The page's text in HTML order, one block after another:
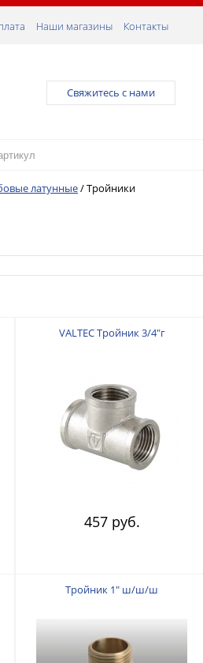
Наши магазины Контакты
Свяжитесь с нами
латунные/Тройники
VALTEC Тройник 3/4"г
457 руб.
Тройник 1" ш/ш/ш